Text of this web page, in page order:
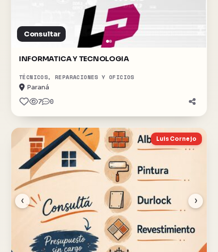
Consultar
INFORMATICA Y TECNOLOGIA
TÉCNICOS, REPARACIONES Y OFICIOS
Paraná
7 0
‹ ›
Luis Cornejo